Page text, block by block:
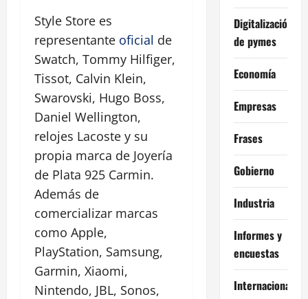
Style Store es
representante oficial de
Swatch, Tommy Hilfiger,
Tissot, Calvin Klein,
Swarovski, Hugo Boss,
Daniel Wellington,
relojes Lacoste y su
propia marca de Joyería
de Plata 925 Carmin.
Además de
comercializar marcas
como Apple,
PlayStation, Samsung,
Garmin, Xiaomi,
Nintendo, JBL, Sonos,
Digitalización
de pymes
Economía
Empresas
Frases
Gobierno
Industria
Informes y
encuestas
Internacional